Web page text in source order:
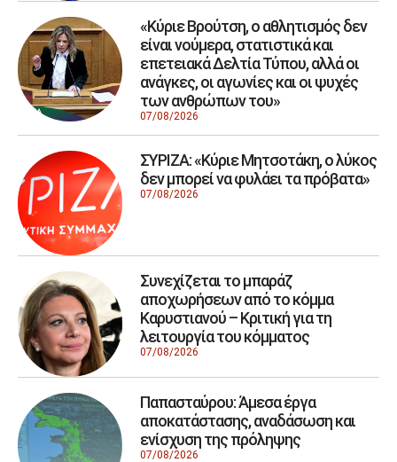
«Κύριε Βρούτση, ο αθλητισμός δεν
είναι νούμερα, στατιστικά και
επετειακά Δελτία Τύπου, αλλά οι
ανάγκες, οι αγωνίες και οι ψυχές
των ανθρώπων του»
07/08/2026
ΣΥΡΙΖΑ: «Κύριε Μητσοτάκη, ο λύκος
δεν μπορεί να φυλάει τα πρόβατα»
07/08/2026
Συνεχίζεται το μπαράζ
αποχωρήσεων από το κόμμα
Καρυστιανού – Κριτική για τη
λειτουργία του κόμματος
07/08/2026
Παπασταύρου: Άμεσα έργα
αποκατάστασης, αναδάσωση και
ενίσχυση της πρόληψης
07/08/2026